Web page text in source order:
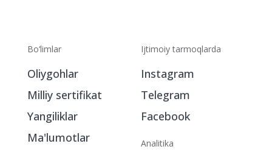
Bo‘limlar
Oliygohlar
Milliy sertifikat
Yangiliklar
Ma'lumotlar
Ijtimoiy tarmoqlarda
Instagram
Telegram
Facebook
Analitika